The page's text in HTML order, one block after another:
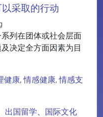
采取的行动
列在团体或社会层面
决定全方面因素为目
健康,情感健康,情感支
出国留学、 国际文化